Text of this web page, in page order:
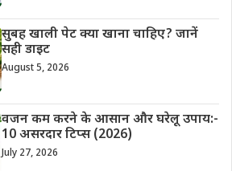
सुबह खाली पेट क्या खाना चाहिए? जानें
सही डाइट
August 5, 2026
वजन कम करने के आसान और घरेलू उपाय:-
10 असरदार टिप्स (2026)
July 27, 2026